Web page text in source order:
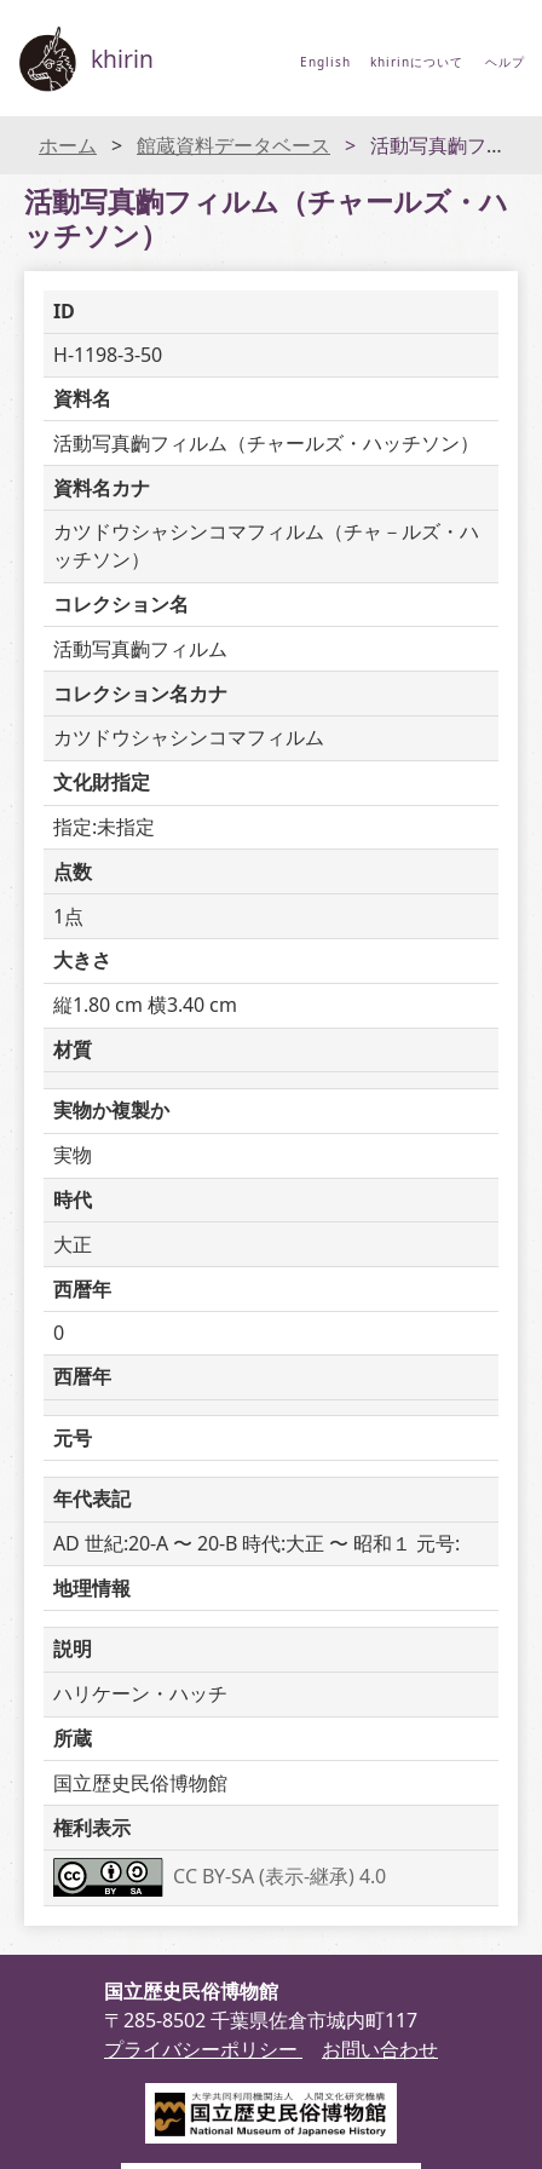
khirin English khirinについて ヘルプ
ホーム 館蔵資料データベース 活動写真齣フィルム（チャールズ・ハッチソン）
活動写真齣フィルム（チャールズ・ハ
ッチソン）
ID
H-1198-3-50
資料名
活動写真齣フィルム（チャールズ・ハッチソン）
資料名カナ
カツドウシャシンコマフィルム（チャ－ルズ・ハ
ッチソン）
コレクション名
活動写真齣フィルム
コレクション名カナ
カツドウシャシンコマフィルム
文化財指定
指定:未指定
点数
1点
大きさ
縦1.80 cm 横3.40 cm
材質
実物か複製か
実物
時代
大正
西暦年
0
西暦年
元号
年代表記
AD 世紀:20-A 〜 20-B 時代:大正 〜 昭和１ 元号:
地理情報
説明
ハリケーン・ハッチ
所蔵
国立歴史民俗博物館
権利表示
CC BY-SA (表示-継承) 4.0
国立歴史民俗博物館
〒285-8502 千葉県佐倉市城内町117
プライバシーポリシー
お問い合わせ